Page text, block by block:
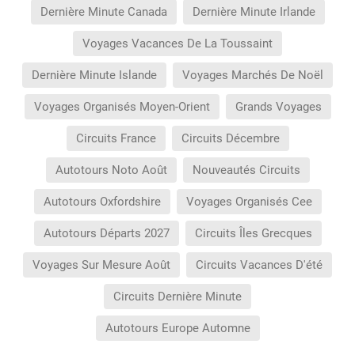
Dernière Minute Canada Dernière Minute Irlande
Voyages Vacances De La Toussaint
Dernière Minute Islande Voyages Marchés De Noël
Voyages Organisés Moyen-Orient Grands Voyages
Circuits France Circuits Décembre
Autotours Noto Août Nouveautés Circuits
Autotours Oxfordshire Voyages Organisés Cee
Autotours Départs 2027 Circuits Îles Grecques
Voyages Sur Mesure Août Circuits Vacances D'été
Circuits Dernière Minute
Autotours Europe Automne